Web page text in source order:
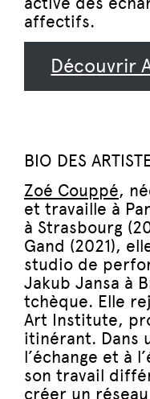
affectifs.
Découvrir
BIO DES
Zoé Couppé,
et travaille à
à Strasbourg
Gand (2021),
studio de
Jakub Jansa à
tchèque. Elle
Art Institute,
itinérant. Dans
l’échange et à
son travail
créer un